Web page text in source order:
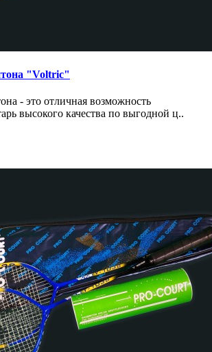
"Voltric"
- это отличная возможность
высокого качества по выгодной ц..